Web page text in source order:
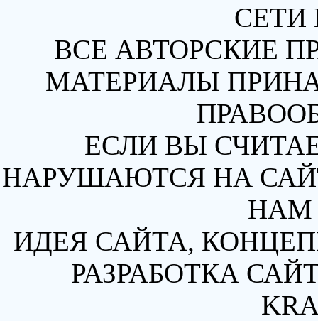
СЕТИ
ВСЕ АВТОРСКИЕ
МАТЕРИАЛЫ
ЕСЛИ ВЫ
НАРУШАЮТСЯ НА
НАМ
ИДЕЯ САЙТА,
РАЗРАБОТКА